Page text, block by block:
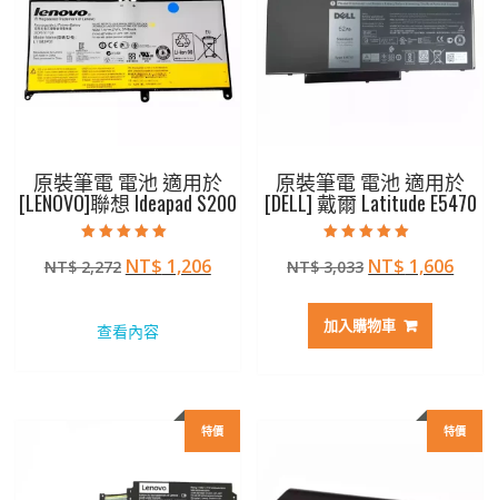
原裝筆電 電池 適用於
[LENOVO]聯想 Ideapad S200
5.00
滿分 5
NT$2,272 原
格：
NT$ 1,206目
查看內容
原裝筆電 電池 適用於
[DELL] 戴爾 Latitude E5470
5.00
滿分 5
NT$3,033 原
價
格：
NT$ 1,606目
加入購物車
特價 特價